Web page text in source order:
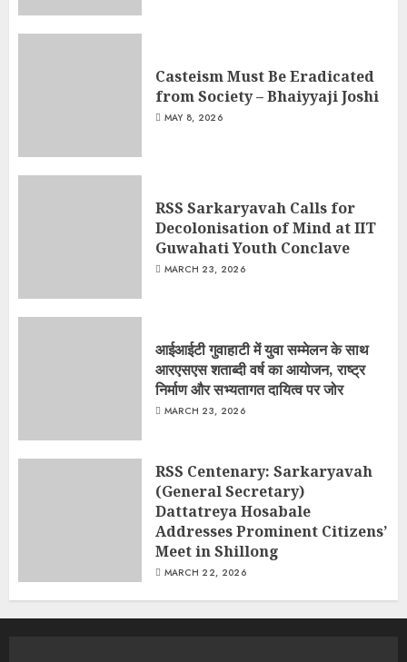
Casteism Must Be Eradicated
from Society – Bhaiyyaji Joshi
MAY 8, 2026
RSS Sarkaryavah Calls for
Decolonisation of Mind at IIT
Guwahati Youth Conclave
MARCH 23, 2026
आईआईटी गुवाहाटी में युवा सम्मेलन के साथ
आरएसएस शताब्दी वर्ष का आयोजन, राष्ट्र
निर्माण और सभ्यतागत दायित्व पर जोर
MARCH 23, 2026
RSS Centenary: Sarkaryavah
(General Secretary)
Dattatreya Hosabale
Addresses Prominent Citizens’
Meet in Shillong
MARCH 22, 2026